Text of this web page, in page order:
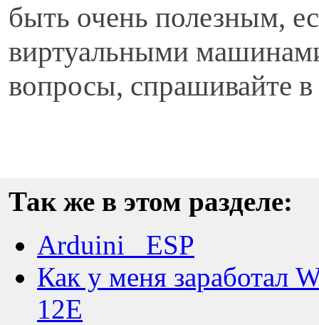
быть очень полезным,
виртуальными
вопросы, спрашивайте
Так же в этом разделе:
Arduini _ESP
Как у меня заработал
12E